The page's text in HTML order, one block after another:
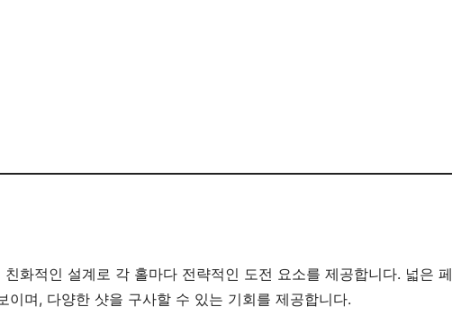
화적인 설계로 각 홀마다 전략적인 도전 요소를 제공합니다. 넓은 페
이며, 다양한 샷을 구사할 수 있는 기회를 제공합니다.